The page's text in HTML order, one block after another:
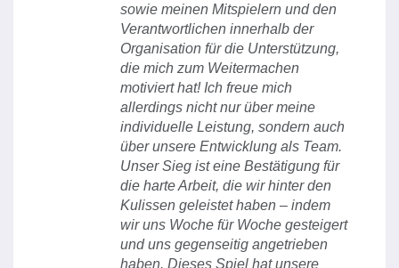
sowie meinen Mitspielern und den
Verantwortlichen innerhalb der
Organisation für die Unterstützung,
die mich zum Weitermachen
motiviert hat! Ich freue mich
allerdings nicht nur über meine
individuelle Leistung, sondern auch
über unsere Entwicklung als Team.
Unser Sieg ist eine Bestätigung für
die harte Arbeit, die wir hinter den
Kulissen geleistet haben – indem
wir uns Woche für Woche gesteigert
und uns gegenseitig angetrieben
haben. Dieses Spiel hat unsere